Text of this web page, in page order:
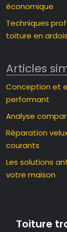
économique
Techniques
toiture en
Articles
Conception et
performant
Analyse
Réparation
courants
Les solutions
votre maison
Toiture